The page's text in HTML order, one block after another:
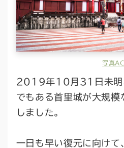
写真AC
2019年10月31日未明
でもある首里城が大規模
しました。
一日も早い復元に向けて